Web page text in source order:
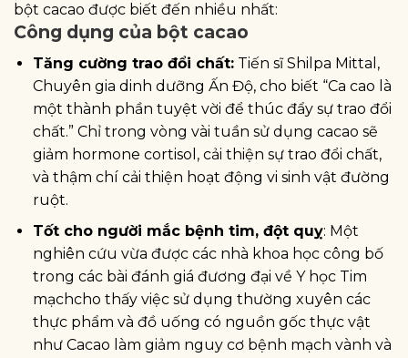
bột cacao được biết đến nhiều nhất:
Công dụng của bột cacao
Tăng cường trao đổi chất:Tiến sĩ Shilpa Mittal,
Chuyên gia dinh dưỡng Ấn Độ, cho biết “Ca cao là
một thành phần tuyệt vời để thúc đẩy sự trao đổi
chất.” Chỉ trong vòng vài tuần sử dụng cacao sẽ
giảm hormone cortisol, cải thiện sự trao đổi chất,
và thậm chí cải thiện hoạt động vi sinh vật đường
ruột.
Tốt cho người mắc bệnh tim, đột quỵ: Một
nghiên cứu vừa được các nhà khoa học công bố
trong các bài đánh giá đương đại về Y học Tim
mạchcho thấy việc sử dụng thường xuyên các
thực phẩm và đồ uống có nguồn gốc thực vật
như Cacao làm giảm nguy cơ bệnh mạch vành và